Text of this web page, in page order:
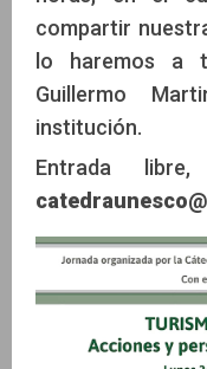
compartir
lo haremos a
Guillermo
institución.
Entrada